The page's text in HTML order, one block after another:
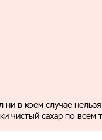
ни в коем случае
чистый сахар по всем